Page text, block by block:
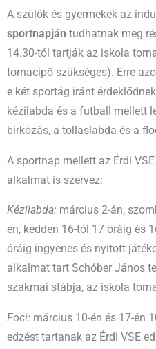
A szülők és gyermekek az
sportnapján tudhatnak meg
14.30-tól tartják az iskola
tornacipő szükséges). Erre
e két sportág iránt
kézilabda és a futball mellett
birkózás, a tollaslabda és a
A sportnap mellett az Érdi
alkalmat is szervez:
Kézilabda: március 2-án,
én, kedden 16-tól 17 óráig és
óráig ingyenes és nyitott
alkalmat tart Schóber János
szakmai stábja, az iskola
Foci: március 10-én és 17-én
edzést tartanak az Érdi VSE